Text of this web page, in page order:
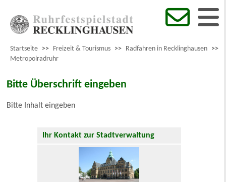
Startseite >> Freizeit & Tourismus >> Radfahren in Recklinghausen >>
Metropolradruhr
Bitte Überschrift eingeben
Bitte Inhalt eingeben
Ihr Kontakt zur Stadtverwaltung